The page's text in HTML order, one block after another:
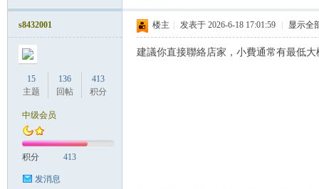
罗
s8432001
15
主题
136
回帖
413
积分
中级会员
积分 413
发消息
楼主 发表于 2026-6-18 17:01:59 显示全
建議你直接聯絡店家，小費通常有最低